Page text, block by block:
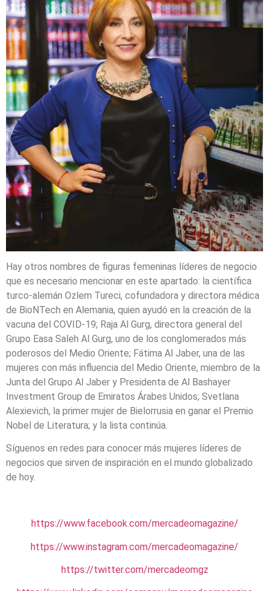
Hay otros nombres de figuras femeninas líderes de negocio
que es necesario mencionar en este apartado: la científica
turco-alemán Ozlem Tureci, cofundadora y directora médica
de BioNTech en Alemania, quien ayudó en la creación de la
vacuna del COVID-19; Raja Al Gurg, directora general del
Grupo Easa Saleh Al Gurg, uno de los conglomerados más
poderosos del Medio Oriente; Fátima Al Jaber, una de las
mujeres con más influencia del Medio Oriente, miembro de la
Junta del Grupo Al Jaber y Presidenta de Al Bashayer
Investment Group de Emiratos Árabes Unidos; Svetlana
Alexievich, la primer mujer de Bielorrusia en ganar el Premio
Nobel de Literatura; y la lista continúa.
Síguenos en redes para conocer más mujeres líderes de
negocios que sirven de inspiración en el mundo globalizado
de hoy.
https://www.facebook.com/mercadeomagazine/
https://www.instagram.com/mercadeomagazine/
https://twitter.com/mercadeomgz